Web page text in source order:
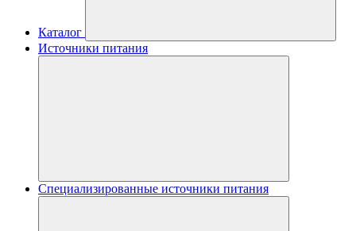
Каталог
Источники питания
Специализированные источники питания